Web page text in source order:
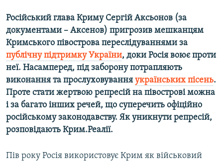
Усі сайти RFE/RL
Російський глава Криму Сергій Аксьонов (за
документами – Аксенов) пригрозив мешканцям
Кримського півострова переслідуваннями за
публічну підтримку України, доки Росія воює проти
неї. Насамперед, під заборону потрапляють
виконання та прослуховування українських пісень.
Проте стати жертвою репресій на півострові можна
і за багато інших речей, що суперечить офіційно
російському законодавству. Як уникнути репресій,
розповідають Крим.Реалії.
Пів року Росія використовує Крим як військовий